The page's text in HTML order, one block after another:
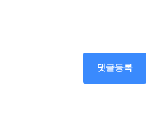
댓글등록